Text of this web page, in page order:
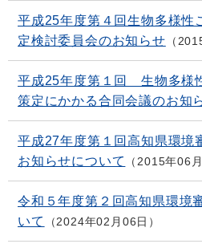
平成25年度第４回生物多様性
定検討委員会のお知らせ
平成25年度第１回 生物多様
策定にかかる合同会議のお知
平成27年度第１回高知県環境
お知らせについて
2015年06
令和５年度第２回高知県環境
いて
2024年02月06日